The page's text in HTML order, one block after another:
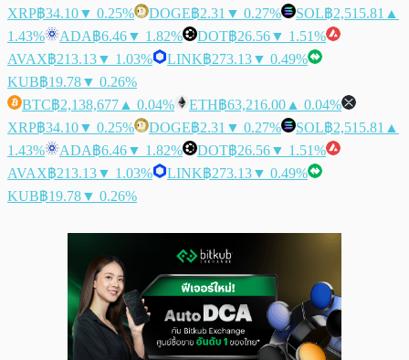
XRP฿34.10▼ 0.25% DOGE฿2.31 ▼ 0.27% SOL฿2,515.81 ▲
1.43%
ADA฿6.46▼ 1.82% DOT฿26.56▼ 1.51%
AVAX฿213.13▼ 1.03% LINK฿273.13▼ 0.49%
KUB฿19.78▼ 0.26%
BTC฿2,138,677 ▲ 0.04% ETH฿63,216.00 ▲ 0.04%
XRP฿34.10▼ 0.25% DOGE฿2.31 ▼ 0.27% SOL฿2,515.81 ▲
1.43%
ADA฿6.46▼ 1.82% DOT฿26.56▼ 1.51%
AVAX฿213.13▼ 1.03% LINK฿273.13▼ 0.49%
KUB฿19.78▼ 0.26%